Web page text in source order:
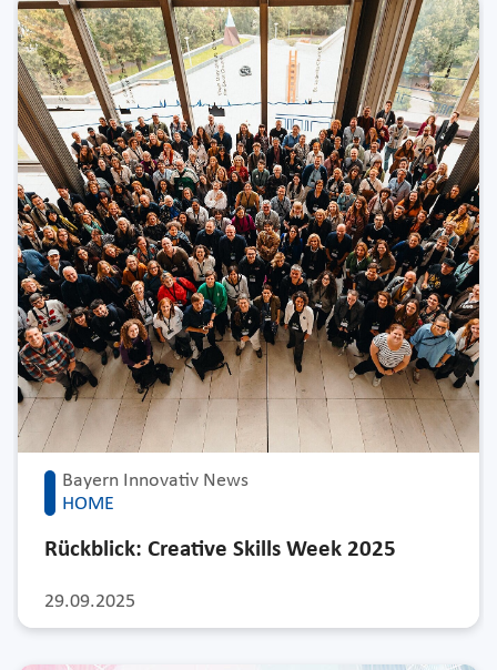
Bayern Innovativ News
HOME
29.09.2025
Rückblick: Creative Skills Week 2025